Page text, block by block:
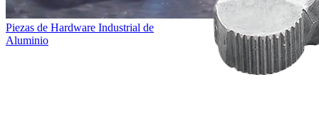
Piezas de Hardware Industrial de
Aluminio